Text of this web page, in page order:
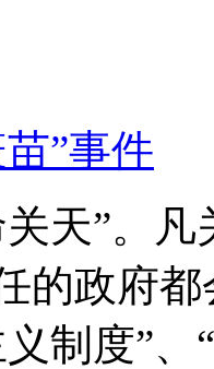
”事件
天”。
的政府
制度”